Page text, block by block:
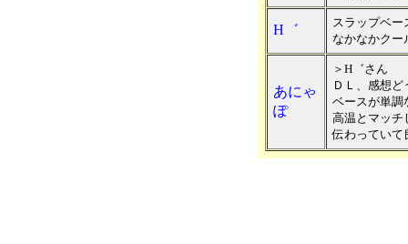
H゛
スラップベー
なかなかクー
あにゃ
ぽ
＞H゛さん
ＤＬ、感想ど
ベースが単調
高温とマッチ
伝わっていて